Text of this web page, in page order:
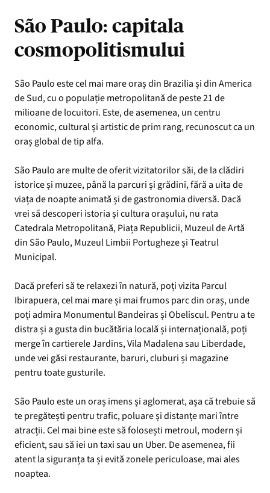
São Paulo: capitala
cosmopolitismului
São Paulo este cel mai mare oraș din Brazilia și din America
de Sud, cu o populație metropolitană de peste 21 de
milioane de locuitori. Este, de asemenea, un centru
economic, cultural și artistic de prim rang, recunoscut ca un
oraș global de tip alfa.
São Paulo are multe de oferit vizitatorilor săi, de la clădiri
istorice și muzee, până la parcuri și grădini, fără a uita de
viața de noapte animată și de gastronomia diversă. Dacă
vrei să descoperi istoria și cultura orașului, nu rata
Catedrala Metropolitană, Piața Republicii, Muzeul de Artă
din São Paulo, Muzeul Limbii Portugheze și Teatrul
Municipal.
Dacă preferi să te relaxezi în natură, poți vizita Parcul
Ibirapuera, cel mai mare și mai frumos parc din oraș, unde
poți admira Monumentul Bandeiras și Obeliscul. Pentru a te
distra și a gusta din bucătăria locală și internațională, poți
merge în cartierele Jardins, Vila Madalena sau Liberdade,
unde vei găsi restaurante, baruri, cluburi și magazine
pentru toate gusturile.
São Paulo este un oraș imens și aglomerat, așa că trebuie să
te pregătești pentru trafic, poluare și distanțe mari între
atracții. Cel mai bine este să folosești metroul, modern și
eficient, sau să iei un taxi sau un Uber. De asemenea, fii
atent la siguranța ta și evită zonele periculoase, mai ales
noaptea.